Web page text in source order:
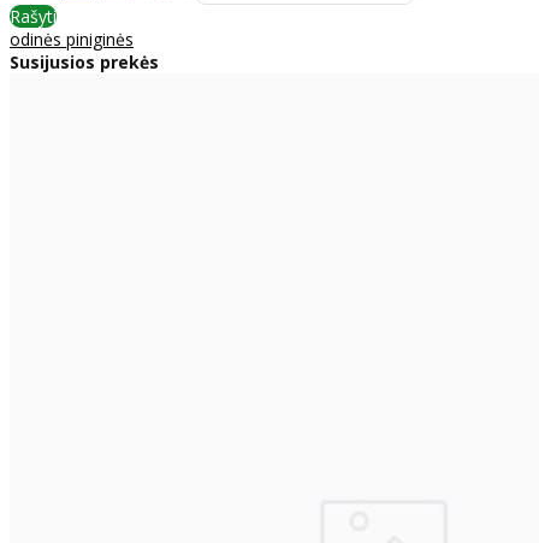
Rašyti
odinės piniginės
Susijusios prekės